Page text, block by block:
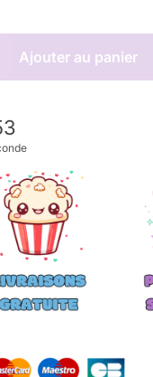
Ajouter au panier